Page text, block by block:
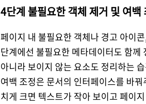
4단계 불필요한 객체 제거 및 여백
페이지 내 불필요한 객체나 경고 아이
단계에선 불필요한 메타데이터도 함께
아니라 보이지 않는 요소도 정리하는
여백 조정은 문서의 인터페이스를 바
치게 크면 텍스트가 작아 보이고 페이